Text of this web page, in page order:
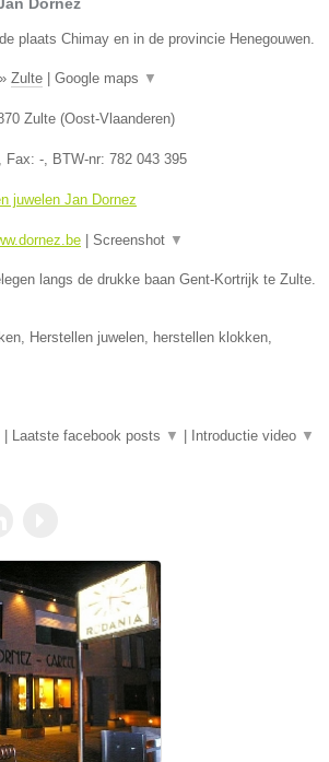
plaats Chimay en in de provincie Henegouwen.
» Zulte Google maps ▼
Zulte (Oost-Vlaanderen)
, Fax: -, BTW-nr: 782 043 395
juwelen Jan Dornez
Screenshot ▼
langs de drukke baan Gent-Kortrijk te Zulte.
Herstellen juwelen, herstellen klokken,
Laatste facebook posts ▼ Introductie video ▼